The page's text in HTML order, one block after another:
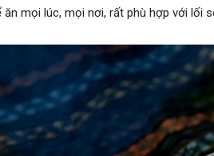
ăn mọi lúc, mọi nơi, rất phù hợp với lối